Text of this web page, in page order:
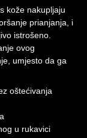
kože nakupljaju
prianjanja, i
istrošeno.
ovog
umjesto da ga
oštećivanja
u rukavici